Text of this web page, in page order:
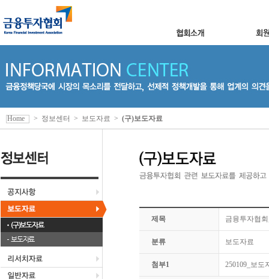
(구)보도자료
보도자료
Home > 정보센터 > 보도자료 > (구)보도자료
제목 금융투자협
분류 보도자료
첨부1 250109_보도